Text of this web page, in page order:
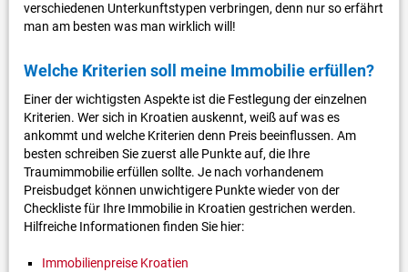
verschiedenen Unterkunftstypen verbringen, denn nur so erfährt
man am besten was man wirklich will!
Welche Kriterien soll meine Immobilie erfüllen?
Einer der wichtigsten Aspekte ist die Festlegung der einzelnen
Kriterien. Wer sich in Kroatien auskennt, weiß auf was es
ankommt und welche Kriterien denn Preis beeinflussen. Am
besten schreiben Sie zuerst alle Punkte auf, die Ihre
Traumimmobilie erfüllen sollte. Je nach vorhandenem
Preisbudget können unwichtigere Punkte wieder von der
Checkliste für Ihre Immobilie in Kroatien gestrichen werden.
Hilfreiche Informationen finden Sie hier:
Immobilienpreise Kroatien